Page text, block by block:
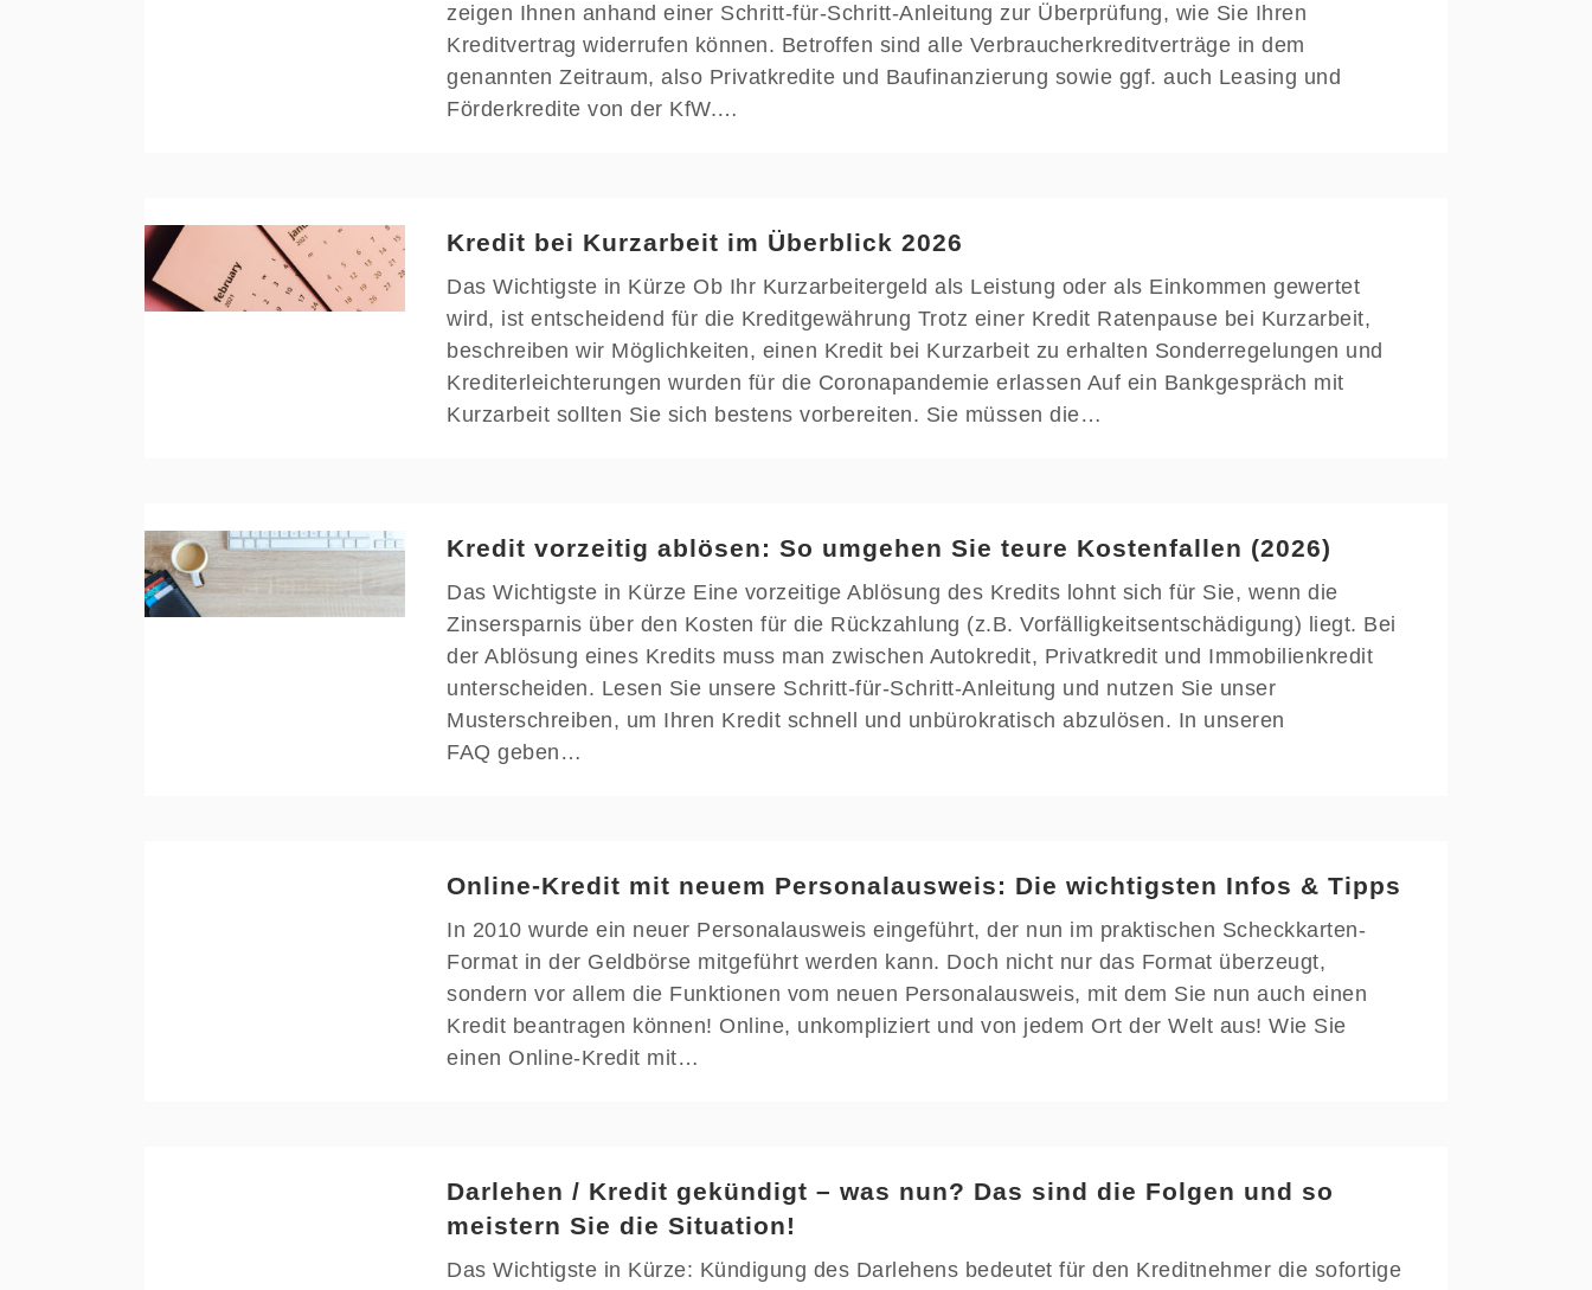
zeigen Ihnen anhand einer Schritt-für-Schritt-Anleitung zur Überprüfung, wie Sie Ihren
Kreditvertrag widerrufen können. Betroffen sind alle Verbraucherkreditverträge in dem
genannten Zeitraum, also Privatkredite und Baufinanzierung sowie ggf. auch Leasing und
Förderkredite von der KfW.…
Kredit bei Kurzarbeit im Überblick 2026
Das Wichtigste in Kürze Ob Ihr Kurzarbeitergeld als Leistung oder als Einkommen gewertet
wird, ist entscheidend für die Kreditgewährung Trotz einer Kredit Ratenpause bei Kurzarbeit,
beschreiben wir Möglichkeiten, einen Kredit bei Kurzarbeit zu erhalten Sonderregelungen und
Krediterleichterungen wurden für die Coronapandemie erlassen Auf ein Bankgespräch mit
Kurzarbeit sollten Sie sich bestens vorbereiten. Sie müssen die…
Kredit vorzeitig ablösen: So umgehen Sie teure Kostenfallen (2026)
Das Wichtigste in Kürze Eine vorzeitige Ablösung des Kredits lohnt sich für Sie, wenn die
Zinsersparnis über den Kosten für die Rückzahlung (z.B. Vorfälligkeitsentschädigung) liegt. Bei
der Ablösung eines Kredits muss man zwischen Autokredit, Privatkredit und Immobilienkredit
unterscheiden. Lesen Sie unsere Schritt-für-Schritt-Anleitung und nutzen Sie unser
Musterschreiben, um Ihren Kredit schnell und unbürokratisch abzulösen. In unseren
FAQ geben…
Online-Kredit mit neuem Personalausweis: Die wichtigsten Infos & Tipps
In 2010 wurde ein neuer Personalausweis eingeführt, der nun im praktischen Scheckkarten-
Format in der Geldbörse mitgeführt werden kann. Doch nicht nur das Format überzeugt,
sondern vor allem die Funktionen vom neuen Personalausweis, mit dem Sie nun auch einen
Kredit beantragen können! Online, unkompliziert und von jedem Ort der Welt aus! Wie Sie
einen Online-Kredit mit…
Darlehen / Kredit gekündigt – was nun? Das sind die Folgen und so
meistern Sie die Situation!
Das Wichtigste in Kürze: Kündigung des Darlehens bedeutet für den Kreditnehmer die sofortige